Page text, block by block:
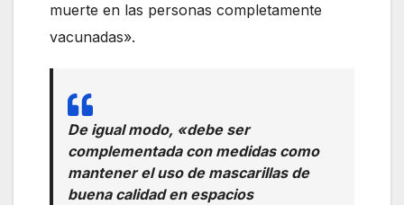
muerte en las personas completamente
vacunadas».
De igual modo, «debe ser
complementada con medidas como
mantener el uso de mascarillas de
buena calidad en espacios